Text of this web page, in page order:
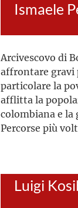
Ismaele
Arcivescovo di
affrontare gravi
particolare la
afflitta la
colombiana e la
Percorse più
per incontrare i
persone